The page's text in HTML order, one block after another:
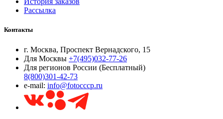
Рассылка
Контакты
г. Москва, Проспект Вернадского, 15
Для Москвы +7(495)032-77-26
Для регионов России (Бесплатный)
8(800)301-42-73
e-mail: info@fotocccp.ru